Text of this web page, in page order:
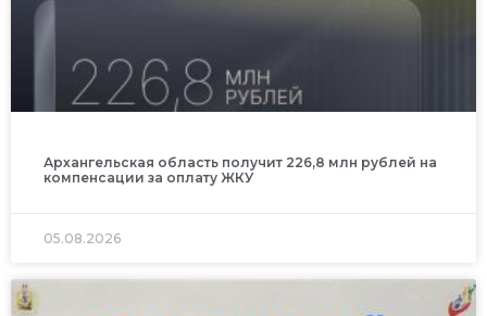
Архангельская область получит 226,8 млн рублей на
компенсации за оплату ЖКУ
05.08.2026